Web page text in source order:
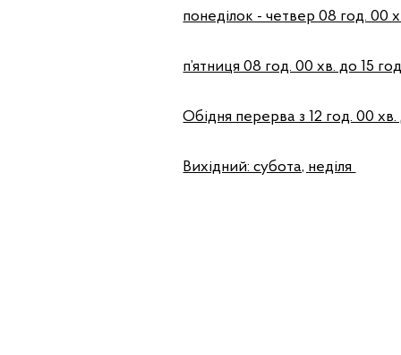
понеділок - четвер 08 год. 00
п’ятниця 08 год. 00 хв. до 15
Обідня перерва з 12 год. 00
Вихідний: субота, неділя